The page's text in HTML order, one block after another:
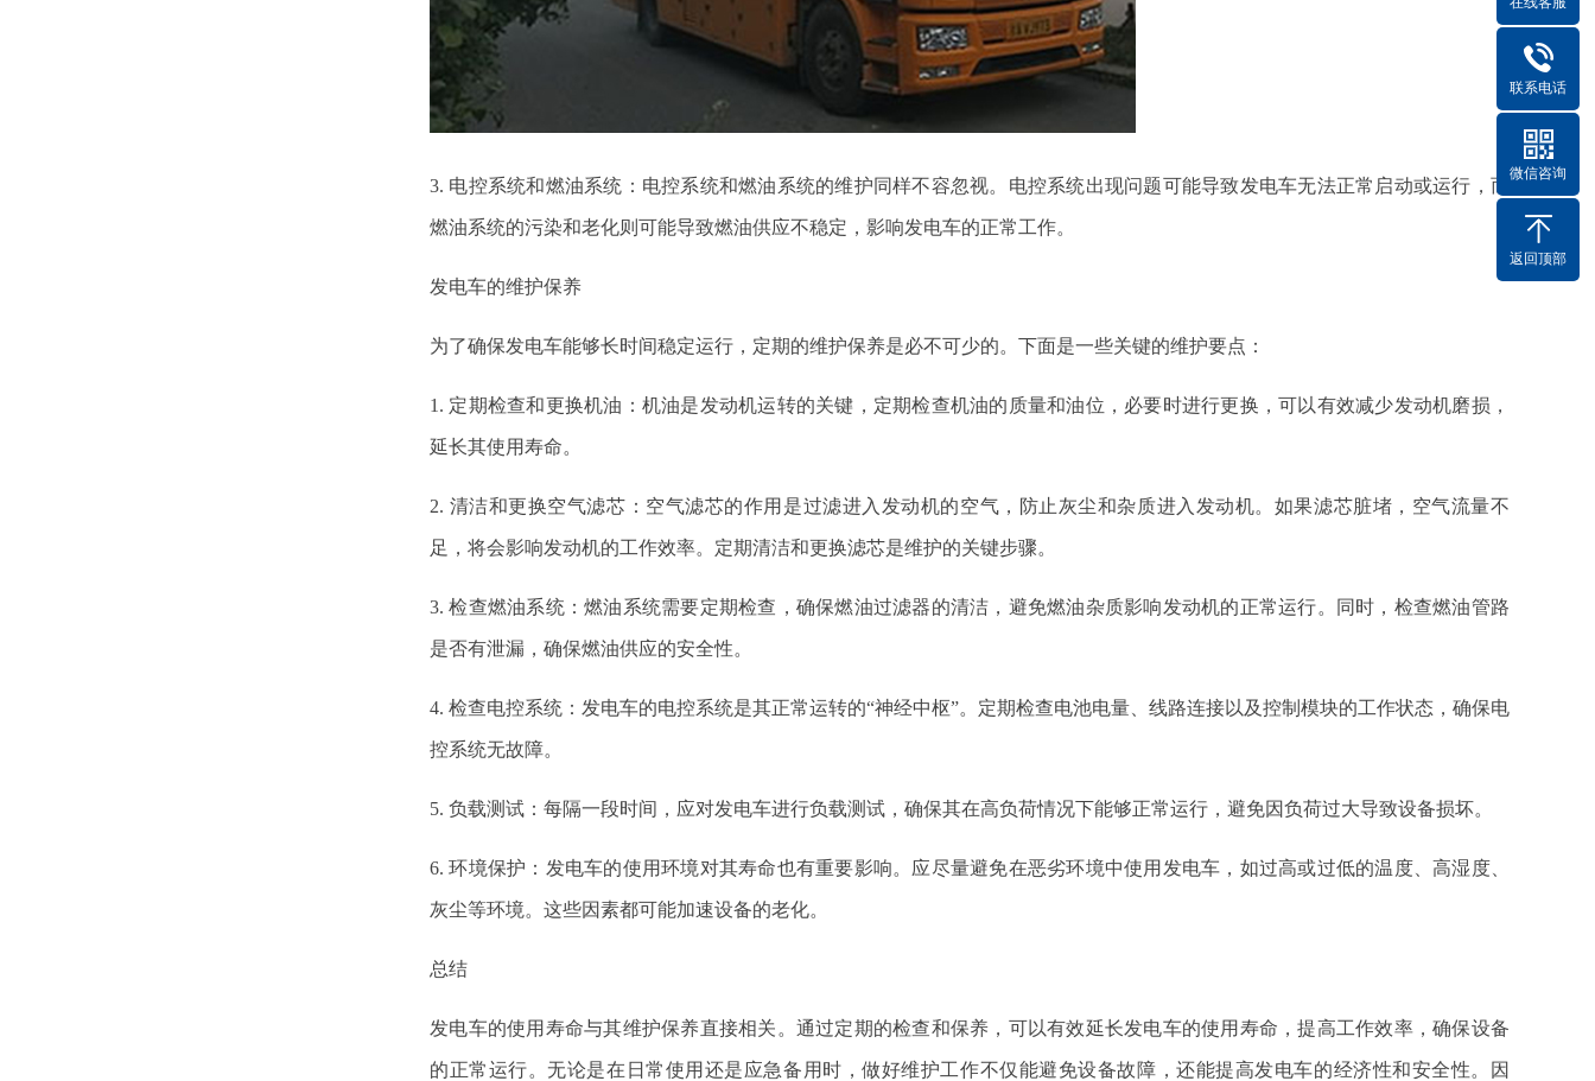
3. 电控系统和燃油系统：电控系统和燃油系统的维护同样不容忽视。电控系统出现问题可能导致发电车无法正常启动或运行，而
燃油系统的污染和老化则可能导致燃油供应不稳定，影响发电车的正常工作。
发电车的维护保养
为了确保发电车能够长时间稳定运行，定期的维护保养是必不可少的。下面是一些关键的维护要点：
1. 定期检查和更换机油：机油是发动机运转的关键，定期检查机油的质量和油位，必要时进行更换，可以有效减少发动机磨损，
延长其使用寿命。
2. 清洁和更换空气滤芯：空气滤芯的作用是过滤进入发动机的空气，防止灰尘和杂质进入发动机。如果滤芯脏堵，空气流量不
足，将会影响发动机的工作效率。定期清洁和更换滤芯是维护的关键步骤。
3. 检查燃油系统：燃油系统需要定期检查，确保燃油过滤器的清洁，避免燃油杂质影响发动机的正常运行。同时，检查燃油管路
是否有泄漏，确保燃油供应的安全性。
4. 检查电控系统：发电车的电控系统是其正常运转的“神经中枢”。定期检查电池电量、线路连接以及控制模块的工作状态，确保电
控系统无故障。
5. 负载测试：每隔一段时间，应对发电车进行负载测试，确保其在高负荷情况下能够正常运行，避免因负荷过大导致设备损坏。
6. 环境保护：发电车的使用环境对其寿命也有重要影响。应尽量避免在恶劣环境中使用发电车，如过高或过低的温度、高湿度、
灰尘等环境。这些因素都可能加速设备的老化。
总结
发电车的使用寿命与其维护保养直接相关。通过定期的检查和保养，可以有效延长发电车的使用寿命，提高工作效率，确保设备
的正常运行。无论是在日常使用还是应急备用时，做好维护工作不仅能避免设备故障，还能提高发电车的经济性和安全性。因
联系电话
微信咨询
返回顶部